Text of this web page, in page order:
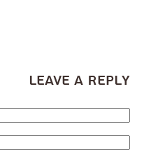
Leave a Reply